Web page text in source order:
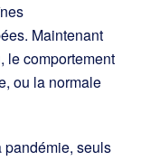
Maintenant
le comportement
ou la normale
pandémie, seuls